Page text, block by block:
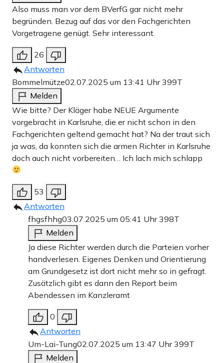
Also muss man vor dem BVerfG gar nicht mehr
begründen. Bezug auf das vor den Fachgerichten
Vorgetragene genügt. Sehr interessant.
26
Antworten
Bommelmütze02.07.2025 um 13:41 Uhr399T
Melden
Wie bitte? Der Kläger habe NEUE Argumente
vorgebracht in Karlsruhe, die er nicht schon in den
Fachgerichten geltend gemacht hat? Na der traut sich
ja was, da konnten sich die armen Richter in Karlsruhe
doch auch nicht vorbereiten… Ich lach mich schlapp
53
Antworten
fhgsfhhg03.07.2025 um 05:41 Uhr398T
Melden
Ja diese Richter werden durch die Parteien vorher
handverlesen. Eigenes Denken und Orientierung
am Grundgesetz ist dort nicht mehr so in gefragt.
Zusätzlich gibt es dann den Report beim
Abendessen im Kanzleramt
0
Antworten
Um-Lai-Tung02.07.2025 um 13:47 Uhr399T
Melden